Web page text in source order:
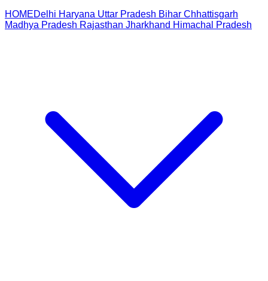
HOMEDelhi Haryana Uttar Pradesh Bihar Chhattisgarh
Madhya Pradesh Rajasthan Jharkhand Himachal Pradesh